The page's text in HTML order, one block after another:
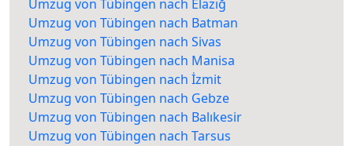
Umzug von Tübingen nach Elazığ
Umzug von Tübingen nach Batman
Umzug von Tübingen nach Sivas
Umzug von Tübingen nach Manisa
Umzug von Tübingen nach İzmit
Umzug von Tübingen nach Gebze
Umzug von Tübingen nach Balıkesir
Umzug von Tübingen nach Tarsus